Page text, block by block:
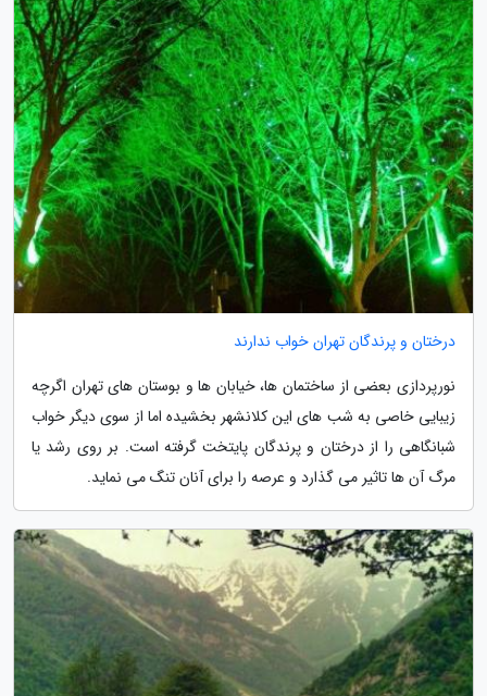
درختان و پرندگان تهران خواب ندارند
نورپردازی بعضی از ساختمان ها، خیابان ها و بوستان های تهران اگرچه
زیبایی خاصی به شب های این کلانشهر بخشیده اما از سوی دیگر خواب
شبانگاهی را از درختان و پرندگان پایتخت گرفته است. بر روی رشد یا
مرگ آن ها تاثیر می گذارد و عرصه را برای آنان تنگ می نماید.